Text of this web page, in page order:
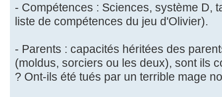
- Compétences : Sciences, système D,
liste de compétences du jeu d'Olivier).
- Parents : capacités héritées des
(moldus, sorciers ou les deux), sont ils
? Ont-ils été tués par un terrible mage